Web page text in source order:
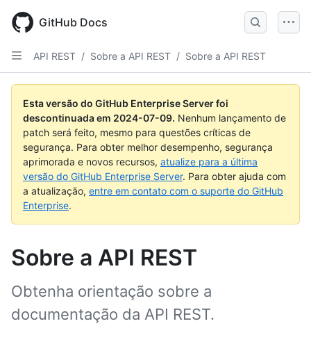
main
content
GitHub Docs
API REST / Sobre a API REST / Sobre a API REST
Esta versão do GitHub Enterprise Server foi
descontinuada em 2024-07-09. Nenhum lançamento de
patch será feito, mesmo para questões críticas de
segurança. Para obter melhor desempenho, segurança
aprimorada e novos recursos, atualize para a última
versão do GitHub Enterprise Server. Para obter ajuda com
a atualização, entre em contato com o suporte do GitHub
Enterprise.
Sobre a API REST
Obtenha orientação sobre a
documentação da API REST.